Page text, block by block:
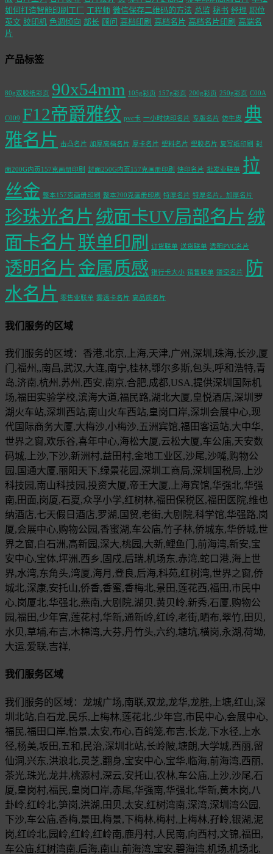
如何打造智能印刷工厂 工程师 微信保存二维码的方法 总监 秘书 经理 职位
英文 胶印机 色调倾向 部长 顾问 高档印刷 高档名片 高档名片印刷 高端名
片
产品标签
80g双胶纸彩页 90x54mm 105g彩页 157g彩页 200g彩页 250g彩页 C00A
C009 F12帝爵雅纹 pvc卡 一小时快印名片 专版名片 仿牛皮 典
雅名片 击凸名片 加厚高档名片 厚卡名片 塑料名片 塑胶名片 复写纸印刷 封
面200G内页157克画册印刷 封面250G内页157克画册印刷 快印名片 批发业联单 拉
丝金 整本157克画册印刷 整本200克画册印刷 特厚名片 特厚名片，加厚名片
珍珠光名片 绒面卡UV局部名片 绒
面卡名片 联单印刷 订货联单 送货联单 透明PVC名片
透明名片 金属质感 银行卡大小 销售联单 镂空名片
防
水名片 零售业联单 雾透卡名片 高品质名片
我们服务的区域
我们服务的区域：香港,北京,上海,天津,广州,深圳,珠海,长沙,厦
门,福州,,南昌,武汉,大连,南宁,桂林,鄂尔多斯,包头,呼和浩特,青
岛,济南,杭州,苏州,西安,南京,合肥,成都,USA,提供深圳国际机
场,福田实验学校,滨海大道,福民路,湖北大厦,皇悦酒店,深圳罗
湖火车站,深圳西站,南山火车西站,皇岗口岸,深圳会展中心,现
代国际商务大厦,大梅沙,小梅沙,五洲宾馆,福田客运站,大中华,
世界之窗,欢乐谷,喜年中心,海松大厦,云松大厦,车公庙,天安数
码城,上沙,下沙,新洲村,益田村,金地工业区,沙尾,沙嘴,购物公
园,国通大厦,丽阳天下,绿景花园,深圳工商局,深圳国税局,上沙
科技园,南山科技园,投资大厦,帝王大厦,上海宾馆,华强北,华强
南,田面,岗厦,石夏,众孚小学,红树林,福田保税区,福田医院,维也
纳酒店,七天假日酒店,罗湖,国贸,老街,大剧院,科学馆,华强路,岗
厦,会展中心,购物公园,香蜜湖,车公庙,竹子林,侨城东,华侨城,世
界之窗,白石洲,高新园,深大,桃园,大新,鲤鱼门,前海湾,新安,宝
安中心,宝体,坪洲,西乡,固戍,后瑞,机场东,赤湾,蛇口港,海上世
界,水湾,东角头,湾厦,海月,登良,后海,科苑,红树湾,世界之窗,侨
城北,深康,安托山,侨香,香蜜,香梅北,景田,莲花西,福田,市民中
心,岗厦北,华强北,燕南,大剧院,湖贝,黄贝岭,新秀,石厦,购物公
园,福田,少年宫,莲花村,华新,通新岭,红岭,老街,晒布,翠竹,田贝,
水贝,草埔,布吉,木棉湾,大芬,丹竹头,六约,塘坑,横岗,永湖,荷坳,
大运,爱联,吉祥,
我们服务区域
我们服务的区域：龙城广场,南联,双龙,龙华,龙胜,上塘,红山,深
圳北站,白石龙,民乐,上梅林,莲花北,少年宫,市民中心,会展中心,
福民,福田口岸,怡景,太安,布心,百鸽笼,布吉,长龙,下水径,上水
径,杨美,坂田,五和,民治,深圳北站,长岭陂,塘朗,大学城,西丽,留
仙洞,兴东,洪浪北,灵芝,翻身,宝安中心,宝华,临海,前海湾,西丽,
茶光,珠光,龙井,桃源村,深云,安托山,农林,车公庙,上沙,沙尾,石
厦,皇岗村,福民,皇岗口岸,赤尾,华强南,华强北,华新,黄木岗,八
卦岭,红岭北,笋岗,洪湖,田贝,太安,红树湾南,深湾,深圳湾公园,
下沙,车公庙,香梅,景田,梅景,下梅林,梅村,上梅林,孖岭,银湖,泥
岗,红岭北,园岭,红岭,红岭南,鹿丹村,人民南,向西村,文锦,福田,
车公庙,红树湾南,后海,南山,前海湾,宝安,碧海湾,机场,机场北,